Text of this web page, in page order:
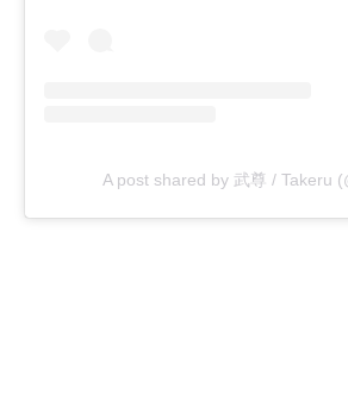
A post shared by 武尊 / Takeru